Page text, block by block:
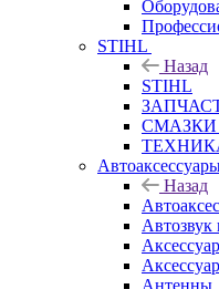
STIHL
Назад
STIHL
СМАЗКИ
Назад
Автозвук
Антенны